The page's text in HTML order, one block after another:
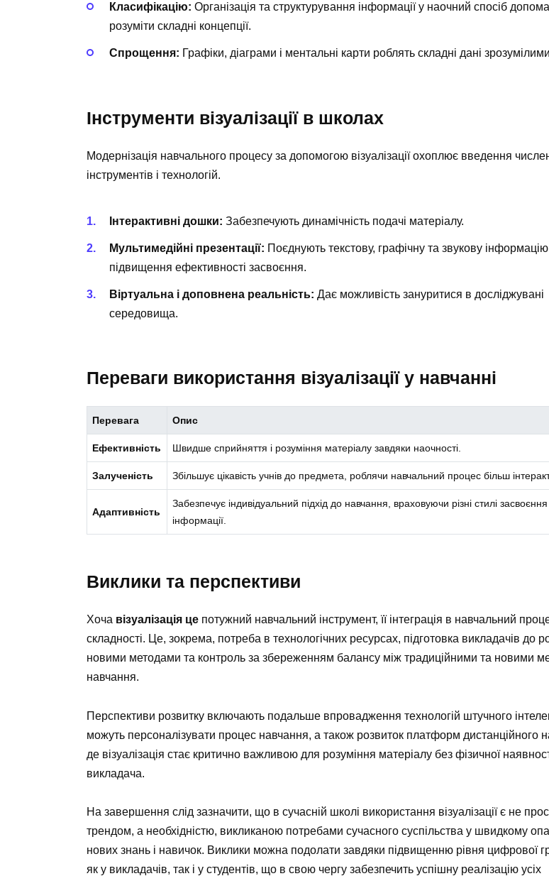
Класифікацію: Організація та структурування інформації у наочний спосіб
розуміти складні концепції.
Спрощення: Графіки, діаграми і ментальні карти роблять складні дані
Інструменти візуалізації в школах
Модернізація навчального процесу за допомогою візуалізації охоплює введення
інструментів і технологій.
Інтерактивні дошки: Забезпечують динамічність подачі матеріалу.
Мультимедійні презентації: Поєднують текстову, графічну та звукову
підвищення ефективності засвоєння.
Віртуальна і доповнена реальність: Дає можливість зануритися в досліджувані
середовища.
Переваги використання візуалізації у навчанні
Перевага Опис
Ефективність Швидше сприйняття і розуміння матеріалу завдяки наочності.
Залученість Збільшує цікавість учнів до предмета, роблячи навчальний процес більш
Адаптивність
Забезпечує індивідуальний підхід до навчання, враховуючи різні стилі засвоєння
інформації.
Виклики та перспективи
Хоча візуалізація це потужний навчальний інструмент, її інтеграція в навчальний
складності. Це, зокрема, потреба в технологічних ресурсах, підготовка викладачів до
новими методами та контроль за збереженням балансу між традиційними та новими
навчання.
Перспективи розвитку включають подальше впровадження технологій штучного
можуть персоналізувати процес навчання, а також розвиток платформ дистанційного
де візуалізація стає критично важливою для розуміння матеріалу без фізичної
викладача.
На завершення слід зазначити, що в сучасній школі використання візуалізації є не
трендом, а необхідністю, викликаною потребами сучасного суспільства у швидкому
нових знань і навичок. Виклики можна подолати завдяки підвищенню рівня цифрової
як у викладачів, так і у студентів, що в свою чергу забезпечить успішну реалізацію усіх